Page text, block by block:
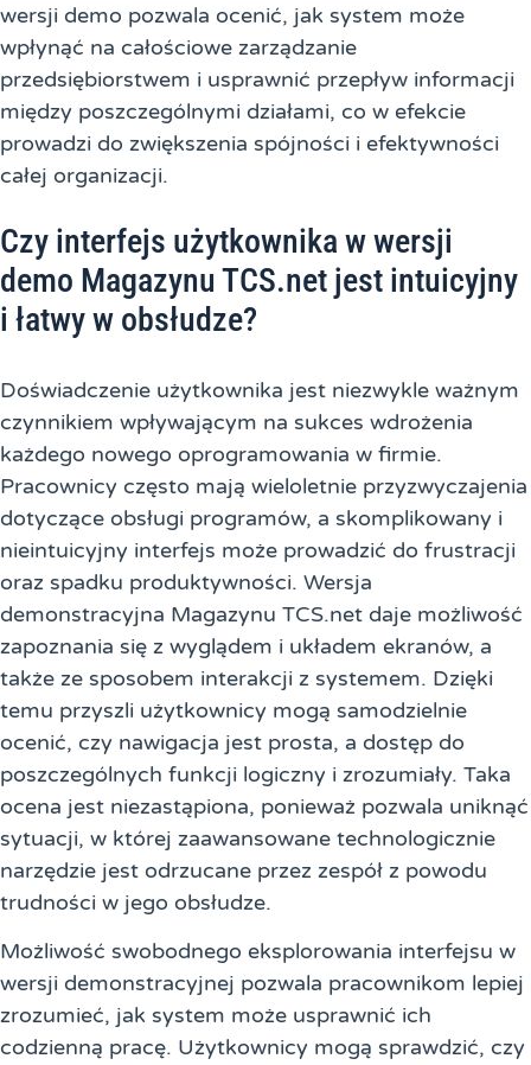
wersji demo pozwala ocenić, jak system może
wpłynąć na całościowe zarządzanie
przedsiębiorstwem i usprawnić przepływ informacji
między poszczególnymi działami, co w efekcie
prowadzi do zwiększenia spójności i efektywności
całej organizacji.
Czy interfejs użytkownika w wersji
demo Magazynu TCS.net jest intuicyjny
i łatwy w obsłudze?
Doświadczenie użytkownika jest niezwykle ważnym
czynnikiem wpływającym na sukces wdrożenia
każdego nowego oprogramowania w firmie.
Pracownicy często mają wieloletnie przyzwyczajenia
dotyczące obsługi programów, a skomplikowany i
nieintuicyjny interfejs może prowadzić do frustracji
oraz spadku produktywności. Wersja
demonstracyjna Magazynu TCS.net daje możliwość
zapoznania się z wyglądem i układem ekranów, a
także ze sposobem interakcji z systemem. Dzięki
temu przyszli użytkownicy mogą samodzielnie
ocenić, czy nawigacja jest prosta, a dostęp do
poszczególnych funkcji logiczny i zrozumiały. Taka
ocena jest niezastąpiona, ponieważ pozwala uniknąć
sytuacji, w której zaawansowane technologicznie
narzędzie jest odrzucane przez zespół z powodu
trudności w jego obsłudze.
Możliwość swobodnego eksplorowania interfejsu w
wersji demonstracyjnej pozwala pracownikom lepiej
zrozumieć, jak system może usprawnić ich
codzienną pracę. Użytkownicy mogą sprawdzić, czy